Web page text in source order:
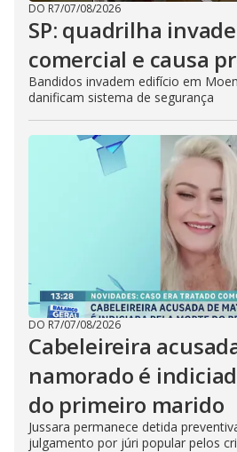
DO R7/07/08/2026
SP: quadrilha
comercial e causa
Bandidos invadem edifício em
danificam sistema de segurança
DO R7/07/08/2026
Cabeleireira
namorado é
do primeiro marido
Jussara permanece detida
julgamento por júri popular pelos